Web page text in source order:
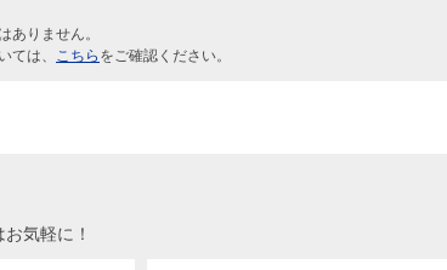
ありません。
ては、 こちら をご確認ください。
気軽に！